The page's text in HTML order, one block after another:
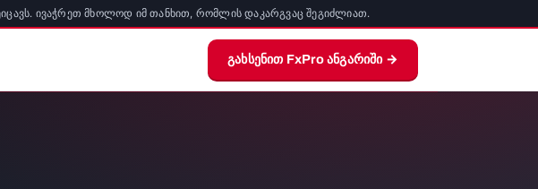
ივაჭრეთ მხოლოდ იმ თანხით, რომლის დაკარგვაც შეგიძლიათ.
გახსენით FxPro ანგარიში →